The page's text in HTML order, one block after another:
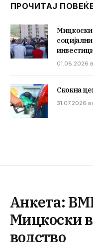
ПРОЧИТАЈ
01.08.2026
Скокна
31.07.2026
Анкета:
Мицкоски
водство